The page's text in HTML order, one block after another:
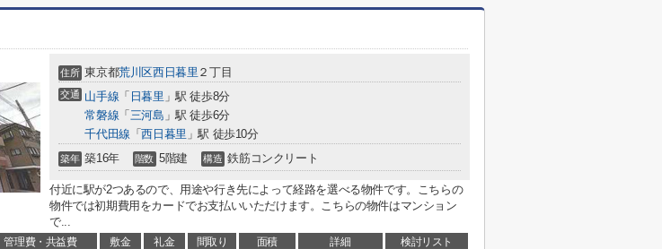
住所 東京都荒川区西日暮里 ２丁目
交通 山手線 「 日暮里 」駅 徒歩8分
常磐線 「 三河島 」駅 徒歩6分
千代田線 「西日暮里 」駅 徒歩10分
築年 築16年 階数 5階建 構造 鉄筋コンクリート
付近に駅が2つあるので、用途や行き先によって経路を選べる物件です。こちらの
物件では初期費用をカードでお支払いいただけます。こちらの物件はマンション
で...
管理費・共益費 敷金 礼金 間取り 面積 詳細
検討リスト